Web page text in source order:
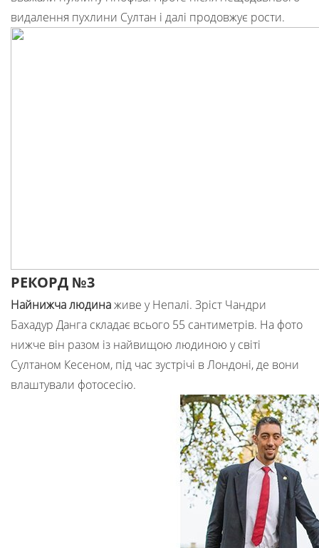
видалення пухлини Султан і далі продовжує рости.
РЕКОРД №3
Найнижча людинаживе у Непалі. Зріст Чандри
Бахадур Данга складає всього 55 сантиметрів. На фото
нижче він разом із найвищою людиною у світі
Султаном Кесеном, під час зустрічі в Лондоні, де вони
влаштували фотосесію.